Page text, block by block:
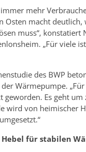
mehr
Osten macht
muss“,
„Für viele
des BWP
Wärmepumpe.
Es geht
wird von heimischer
für stabilen